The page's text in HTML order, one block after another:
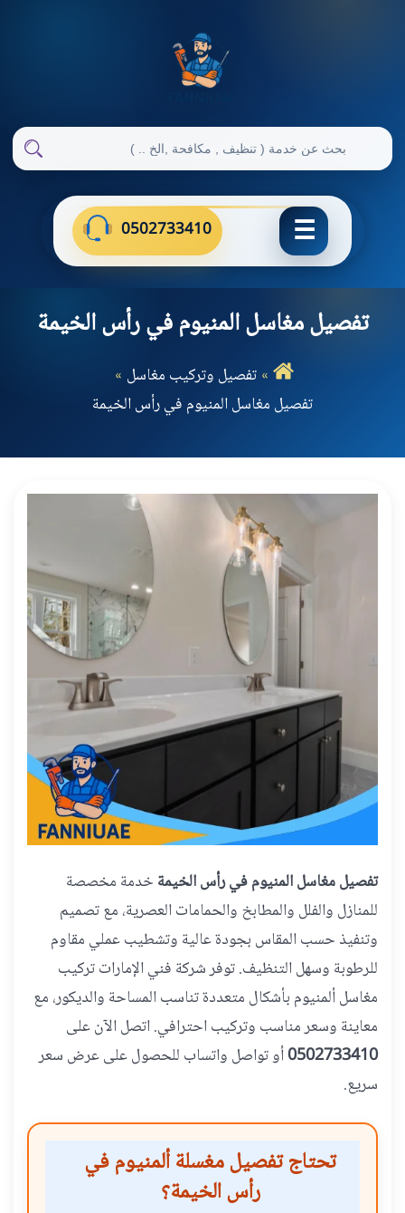
ابحث
في
ابحث
0502733410
تفصيل مغاسل المنيوم في رأس الخيمة
تفصيل وتركيب مغاسل
تفصيل مغاسل المنيوم في رأس الخيمة
تفصيل مغاسل المنيوم في رأس الخيمة خدمة مخصصة
للمنازل والفلل والمطابخ والحمامات العصرية، مع تصميم
وتنفيذ حسب المقاس بجودة عالية وتشطيب عملي مقاوم
للرطوبة وسهل التنظيف. توفر شركة فني الإمارات تركيب
مغاسل ألمنيوم بأشكال متعددة تناسب المساحة والديكور، مع
معاينة وسعر مناسب وتركيب احترافي. اتصل الآن على
0502733410أو تواصل واتساب للحصول على عرض سعر
سريع.
تحتاج تفصيل مغسلة ألمنيوم في
رأس الخيمة؟